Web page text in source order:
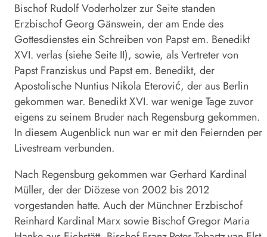
Bischof Rudolf Voderholzer zur Seite standen
Erzbischof Georg Gänswein, der am Ende des
Gottesdienstes ein Schreiben von Papst em. Benedikt
XVI. verlas (siehe Seite II), sowie, als Vertreter von
Papst Franziskus und Papst em. Benedikt, der
Apostolische Nuntius Nikola Eterović, der aus Berlin
gekommen war. Benedikt XVI. war wenige Tage zuvor
eigens zu seinem Bruder nach Regensburg gekommen.
In diesem Augenblick nun war er mit den Feiernden per
Livestream verbunden.
Nach Regensburg gekommen war Gerhard Kardinal
Müller, der der Diözese von 2002 bis 2012
vorgestanden hatte. Auch der Münchner Erzbischof
Reinhard Kardinal Marx sowie Bischof Gregor Maria